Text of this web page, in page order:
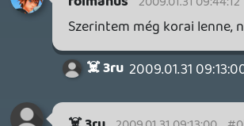
Nem akartam, de azért csak le írom, már
sokadjára érzem azt, hogy teljesen
mindegy lenne ha liquid mágába csinálná
ezt a podcastot. (itt nem aktiv részvétel a
lényeg a többiek részéről, persze ez csak